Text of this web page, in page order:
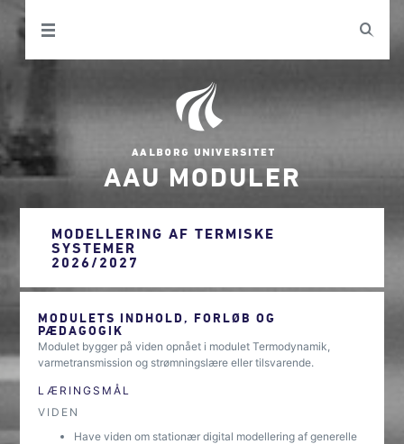
AAU MODULER
MODELLERING AF TERMISKE
SYSTEMER
2026/2027
MODULETS INDHOLD, FORLØB OG
PÆDAGOGIK
Modulet bygger på viden opnået i modulet Termodynamik,
varmetransmission og strømningslære eller tilsvarende.
LÆRINGSMÅL
VIDEN
Have viden om stationær digital modellering af generelle